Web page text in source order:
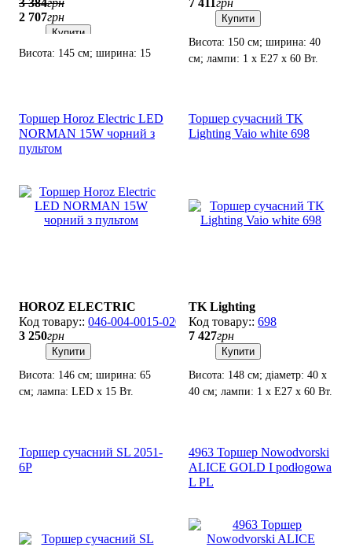
3 384грн
2 707грн
Купити
Висота: 145 см; ширина: 15
7 411 грн
Купити
Висота: 150 см; ширина: 40
см; лампи: 1 х Е27 х 60 Вт.
Торшер Horoz Electric LED
NORMAN 15W чорний з
пультом
HOROZ ELECTRIC
046-004-0015-020
3 250грн
Купити
Висота: 146 см; ширина: 65
см; лампа: LED х 15 Вт.
Торшер сучасний TK
Lighting Vaio white 698
TK Lighting
698
7 427грн
Купити
Висота: 148 см; діаметр: 40 х
40 см; лампи: 1 х Е27 х 60 Вт.
Торшер сучасний SL 2051-
6P
4963 Торшер Nowodvorski
ALICE GOLD I podłogowa
L PL